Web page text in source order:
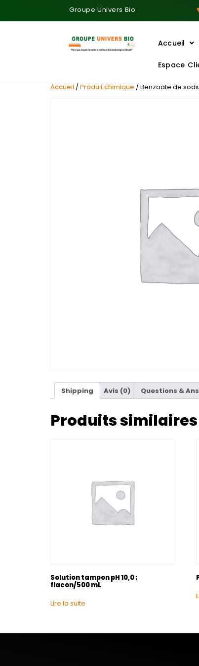
Groupe Univers Bio
Accueil
Espace
Accueil /Produit chimique / Benzoate de
Shipping Avis (0) Questions &
Produits similaires
Solution tampon pH 10,0 ;
flacon/500 mL
Lire la suite